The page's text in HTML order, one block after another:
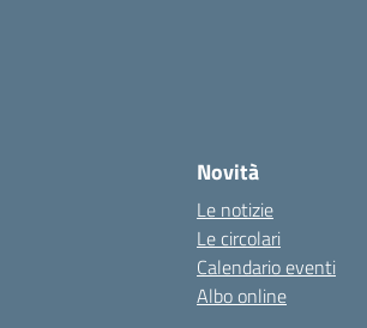
Novità
Le notizie
Le circolari
Calendario eventi
Albo online